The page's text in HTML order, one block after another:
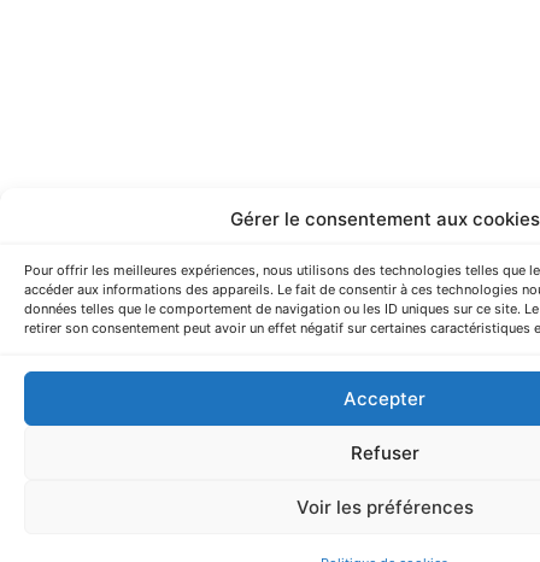
Gérer le consentement aux cookies
Pour offrir les meilleures expériences, nous utilisons des technologies telles que
accéder aux informations des appareils. Le fait de consentir à ces technologies
données telles que le comportement de navigation ou les ID uniques sur ce site.
retirer son consentement peut avoir un effet négatif sur certaines caractéristiques
Accepter
Refuser
Voir les préférences